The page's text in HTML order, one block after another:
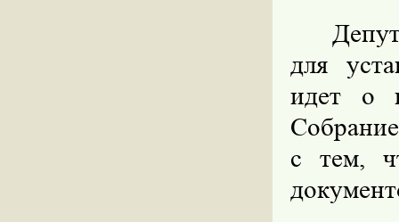
для
идет о
с тем,